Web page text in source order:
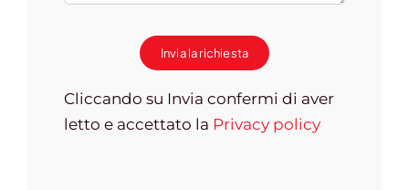
Invia la richiesta
Cliccando su Invia confermi di aver
letto e accettato la Privacy policy